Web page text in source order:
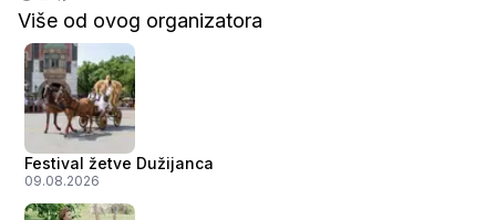
Više od ovog organizatora
Festival žetve Dužijanca
09.08.2026